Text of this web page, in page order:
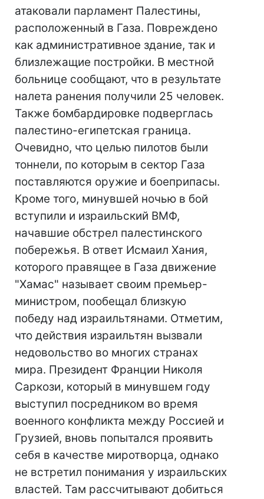
атаковали парламент Палестины,
расположенный в Газа. Повреждено
как административное здание, так и
близлежащие постройки. В местной
больнице сообщают, что в результате
налета ранения получили 25 человек.
Также бомбардировке подверглась
палестино-египетская граница.
Очевидно, что целью пилотов были
тоннели, по которым в сектор Газа
поставляются оружие и боеприпасы.
Кроме того, минувшей ночью в бой
вступили и израильский ВМФ,
начавшие обстрел палестинского
побережья. В ответ Исмаил Хания,
которого правящее в Газа движение
"Хамас" называет своим премьер-
министром, пообещал близкую
победу над израильтянами. Отметим,
что действия израильтян вызвали
недовольство во многих странах
мира. Президент Франции Николя
Саркози, который в минувшем году
выступил посредником во время
военного конфликта между Россией и
Грузией, вновь попытался проявить
себя в качестве миротворца, однако
не встретил понимания у израильских
властей. Там рассчитывают добиться